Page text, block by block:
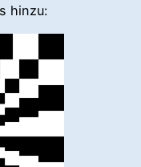
hinzu: